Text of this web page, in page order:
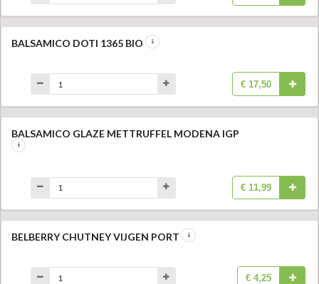
BALSAMICO DOTI 1365 BIO
€ 17,50
BALSAMICO GLAZE METTRUFFEL MODENA IGP
€ 11,99
BELBERRY CHUTNEY VIJGEN PORT
€ 4,25